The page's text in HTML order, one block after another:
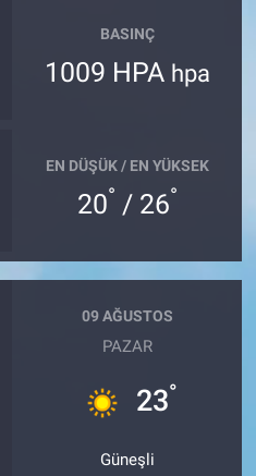
BASINÇ
1009 HPA hpa
EN DÜŞÜK / EN YÜKSEK
20° / 26°
09 AĞUSTOS
PAZAR
23°
Güneşli